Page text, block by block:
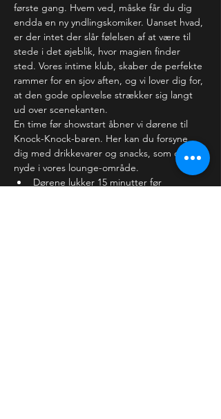
første gang. Hvem ved, måske får du dig
endda en ny yndlingskomiker. Uanset hvad,
er der intet der slår følelsen af at være til
stede i det øjeblik, hvor magien finder
sted. Vores intime klub, skaber de perfekte
rammer for en sjov aften, og vi lover dig for,
at den gode oplevelse strækker sig langt
ud over scenekanten.
En time før showstart åbner vi dørene til
Knock-Knock-baren. Her kan du forsyne
dig med drikkevarer og snacks, som du kan
nyde i vores lounge-område.
Dørene lukker 15 minutter før